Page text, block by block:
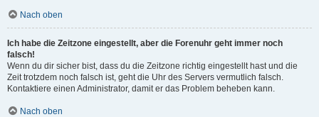
Nach oben
Ich habe die Zeitzone eingestellt, aber die Forenuhr geht immer noch
falsch!
Wenn du dir sicher bist, dass du die Zeitzone richtig eingestellt hast und die
Zeit trotzdem noch falsch ist, geht die Uhr des Servers vermutlich falsch.
Kontaktiere einen Administrator, damit er das Problem beheben kann.
Nach oben